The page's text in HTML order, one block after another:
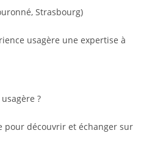
Strasbourg)
usagère une expertise à
?
pour découvrir et échanger sur